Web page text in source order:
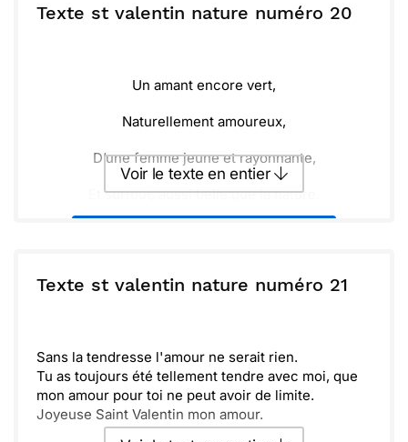
ou : Copier Recevoir par mail
Texte st valentin nature numéro 20
Un amant encore vert,
Naturellement amoureux,
D’une femme jeune et rayonnante,
Et surtout, aussi belle que la nature.
Voir le texte en entier
ou : Copier Recevoir par mail
Texte st valentin nature numéro 21
Sans la tendresse l'amour ne serait rien.
Tu as toujours été tellement tendre avec moi, que
mon amour pour toi ne peut avoir de limite.
Joyeuse Saint Valentin mon amour.